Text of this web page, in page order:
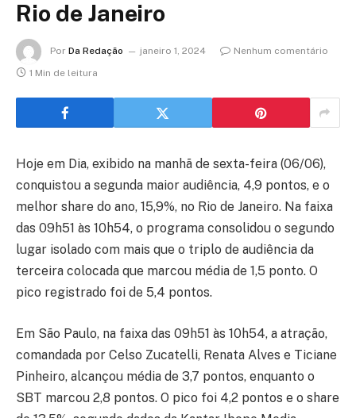
Rio de Janeiro
Por Da Redação janeiro 1, 2024
Nenhum comentário
1 Min de leitura
Hoje em Dia, exibido na manhã de sexta-feira (06/06),
conquistou a segunda maior audiência, 4,9 pontos, e o
melhor share do ano, 15,9%, no Rio de Janeiro. Na faixa
das 09h51 às 10h54, o programa consolidou o segundo
lugar isolado com mais que o triplo de audiência da
terceira colocada que marcou média de 1,5 ponto. O
pico registrado foi de 5,4 pontos.
Em São Paulo, na faixa das 09h51 às 10h54, a atração,
comandada por Celso Zucatelli, Renata Alves e Ticiane
Pinheiro, alcançou média de 3,7 pontos, enquanto o
SBT marcou 2,8 pontos. O pico foi 4,2 pontos e o share